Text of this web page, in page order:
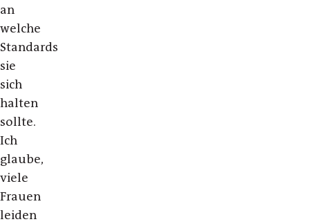
an
welche
Standards
sie
sich
halten
sollte.
Ich
glaube,
viele
Frauen
leiden